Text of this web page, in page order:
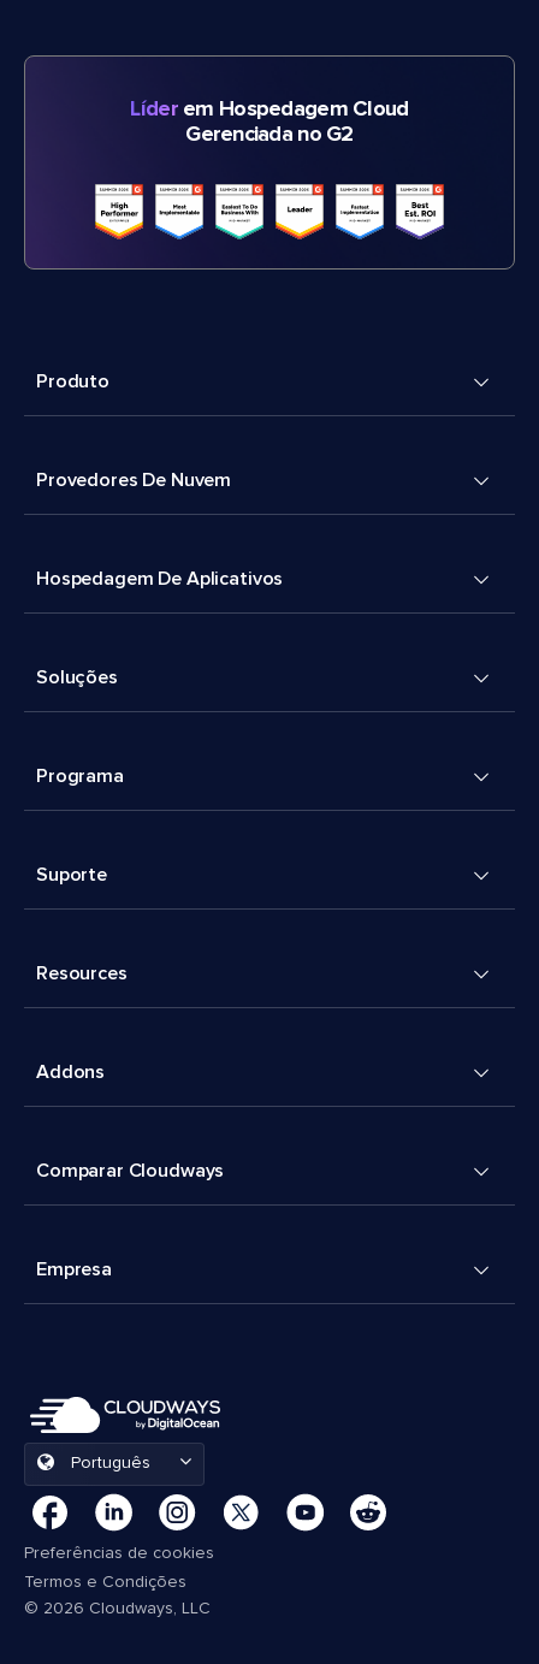
Líderem Hospedagem Cloud
Gerenciada no G2
Produto
Provedores De Nuvem
Hospedagem De Aplicativos
Soluções
Programa
Suporte
Resources
Addons
Comparar Cloudways
Empresa
Português
Preferências de cookies
Termos e Condições
© 2026 Cloudways, LLC